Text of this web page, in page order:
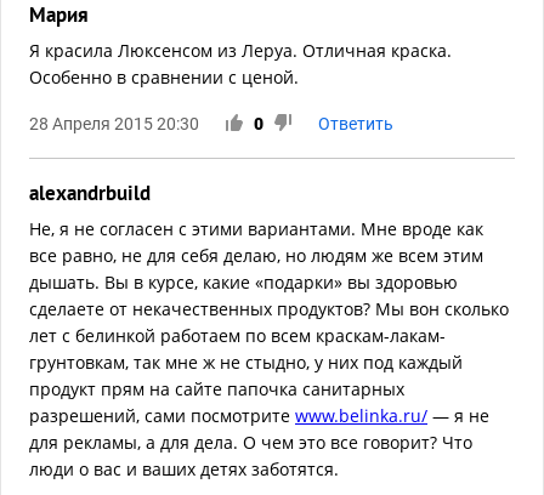
Мария
Я красила Люксенсом из Леруа. Отличная краска.
Особенно в сравнении с ценой.
28 Апреля 2015 20:30 0 Ответить
alexandrbuild
Не, я не согласен с этими вариантами. Мне вроде как
все равно, не для себя делаю, но людям же всем этим
дышать. Вы в курсе, какие «подарки» вы здоровью
сделаете от некачественных продуктов? Мы вон сколько
лет с белинкой работаем по всем краскам-лакам-
грунтовкам, так мне ж не стыдно, у них под каждый
продукт прям на сайте папочка санитарных
разрешений, сами посмотрите www.belinka.ru/ — я не
для рекламы, а для дела. О чем это все говорит? Что
люди о вас и ваших детях заботятся.